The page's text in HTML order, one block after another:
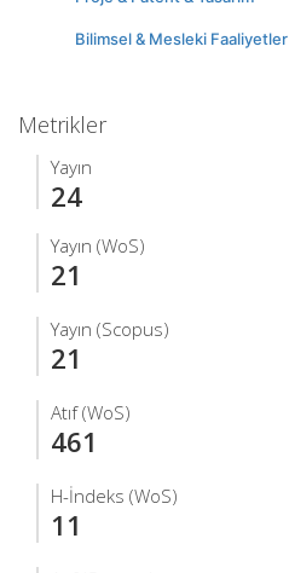
Bilimsel & Mesleki Faaliyetler
Metrikler
Yayın
24
Yayın (WoS)
21
Yayın (Scopus)
21
Atıf (WoS)
461
H-İndeks (WoS)
11